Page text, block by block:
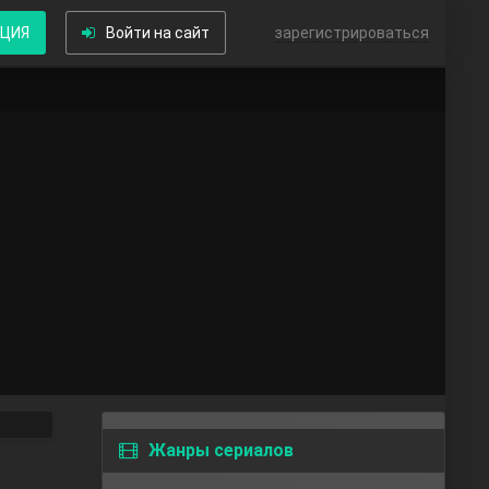
Войти на сайт зарегистрироваться
Жанры сериалов